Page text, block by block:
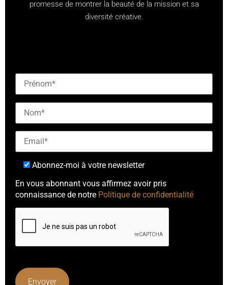
promesse de montrer la beauté de la mission et sa
diversité créative.
Abonnez-moi à votre newsletter
En vous abonnant vous affirmez avoir pris
connaissance de notre Politique de confidentialité